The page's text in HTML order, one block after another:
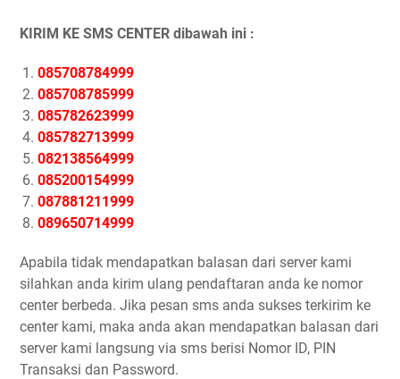
KIRIM KE SMS CENTER dibawah ini :
085708784999
085708785999
085782623999
085782713999
082138564999
085200154999
087881211999
089650714999
Apabila tidak mendapatkan balasan dari server kami
silahkan anda kirim ulang pendaftaran anda ke nomor
center berbeda. Jika pesan sms anda sukses terkirim ke
center kami, maka anda akan mendapatkan balasan dari
server kami langsung via sms berisi Nomor ID, PIN
Transaksi dan Password.